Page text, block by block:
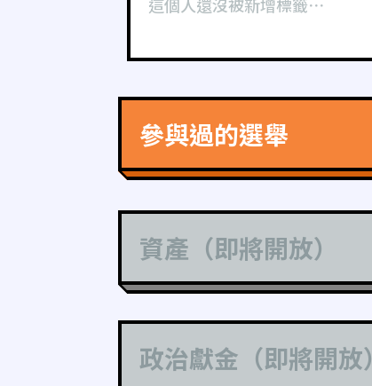
參與過的選舉
資產（即將開放）
政治獻金（即將開放）